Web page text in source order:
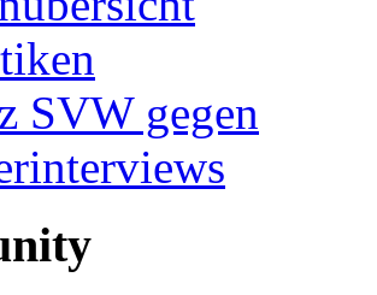
SVW gegen